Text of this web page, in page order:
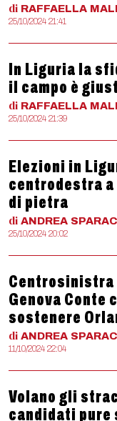
di RAFFAELLA
25/10/2024 21:41
In Liguria la
il campo è
di RAFFAELLA
25/10/2024 21:39
Elezioni in
centrodestra a
di pietra
di ANDREA
25/10/2024 20:02
Centrosinistra
Genova Conte
sostenere
di ANDREA
11/10/2024 22:04
Volano gli
candidati